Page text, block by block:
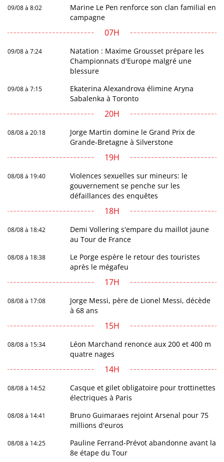
09/08 à 8:02
Marine Le Pen renforce son clan familial en
campagne
07H
09/08 à 7:24
Natation : Maxime Grousset prépare les
Championnats d'Europe malgré une
blessure
09/08 à 7:15
Ekaterina Alexandrova élimine Aryna
Sabalenka à Toronto
20H
08/08 à 20:18
Jorge Martin domine le Grand Prix de
Grande-Bretagne à Silverstone
19H
08/08 à 19:40
Violences sexuelles sur mineurs: le
gouvernement se penche sur les
défaillances des enquêtes
18H
08/08 à 18:42
Demi Vollering s'empare du maillot jaune
au Tour de France
08/08 à 18:38
Le Porge espère le retour des touristes
après le mégafeu
17H
08/08 à 17:08
Jorge Messi, père de Lionel Messi, décède
à 68 ans
15H
08/08 à 15:34
Léon Marchand renonce aux 200 et 400 m
quatre nages
14H
08/08 à 14:52
Casque et gilet obligatoire pour trottinettes
électriques à Paris
08/08 à 14:41
Bruno Guimaraes rejoint Arsenal pour 75
millions d'euros
08/08 à 14:25
Pauline Ferrand-Prévot abandonne avant la
8e étape du Tour